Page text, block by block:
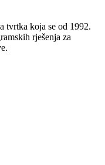
koja se od 1992.
rješenja za